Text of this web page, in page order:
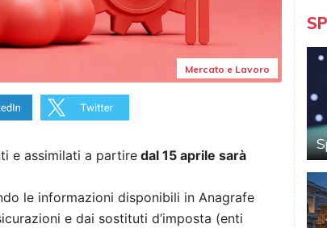
Mercato e Lavoro
e assimilati a partire dal 15 aprile sarà
le informazioni disponibili in Anagrafe
e dai sostituti d’imposta (enti